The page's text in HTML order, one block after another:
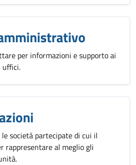
per informazioni e supporto ai
uffici.
società partecipate di cui il
rappresentare al meglio gli